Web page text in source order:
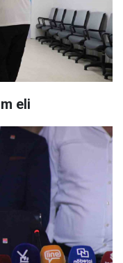
eli